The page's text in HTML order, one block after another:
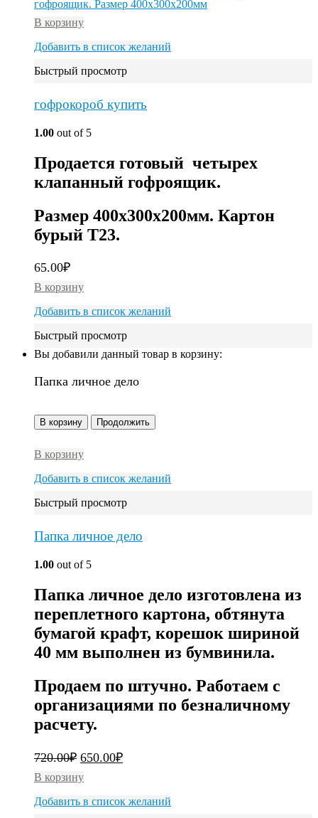
В корзину
Добавить в список желаний
Быстрый просмотр
гофрокороб купить
1.00 out of 5
Продается готовый четырех
клапанный гофроящик.
Размер 400х300х200мм. Картон
бурый Т23.
65.00₽
В корзину
Добавить в список желаний
Быстрый просмотр
Вы добавили данный товар в корзину:
Папка личное дело
В корзину Продолжить
В корзину
Добавить в список желаний
Быстрый просмотр
Папка личное дело
1.00 out of 5
Папка личное дело изготовлена из
переплетного картона, обтянута
бумагой крафт, корешок шириной
40 мм выполнен из бумвинила.
Продаем по штучно. Работаем с
организациями по безналичному
расчету.
720.00₽ 650.00₽
В корзину
Добавить в список желаний